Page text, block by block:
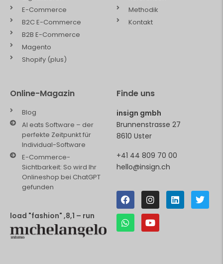
E-Commerce
B2C E-Commerce
B2B E-Commerce
Magento
Shopify (plus)
Methodik
Kontakt
Online-Magazin
Blog
AI eats Software – der
perfekte Zeitpunkt für
Individual-Software
E-Commerce-
Sichtbarkeit: So wird Ihr
Onlineshop bei ChatGPT
gefunden
load "fashion" ,8,1 – run
Finde uns
insign gmbh
Brunnenstrasse 27
8610 Uster
+41 44 809 70 00
hello@insign.ch